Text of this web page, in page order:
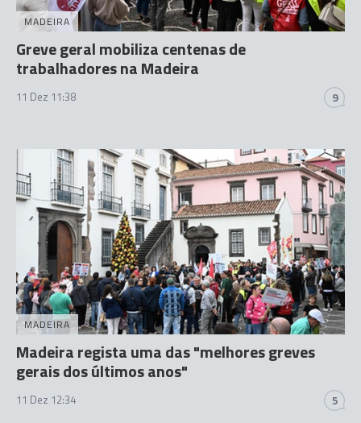
MADEIRA
Greve geral mobiliza centenas de
trabalhadores na Madeira
11 Dez 11:38 9
MADEIRA
Madeira regista uma das "melhores greves
gerais dos últimos anos"
11 Dez 12:34 5